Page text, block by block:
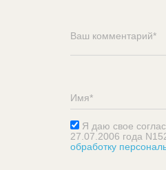
Я даю свое
27.07.2006 года
обработку